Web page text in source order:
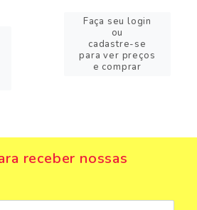
Faça seu login
ou
cadastre-se
para ver preços
e comprar
receber nossas